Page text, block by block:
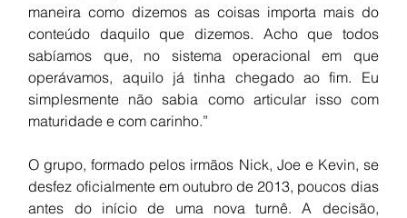
maneira como dizemos as coisas importa mais do
conteúdo daquilo que dizemos. Acho que todos
sabíamos que, no sistema operacional em que
operávamos, aquilo já tinha chegado ao fim. Eu
simplesmente não sabia como articular isso com
maturidade e com carinho.”
O grupo, formado pelos irmãos Nick, Joe e Kevin, se
desfez oficialmente em outubro de 2013, poucos dias
antes do início de uma nova turnê. A decisão,